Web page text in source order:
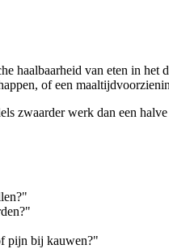
haalbaarheid van eten in
of een
zwaarder werk dan een
pijn bij kauwen?"